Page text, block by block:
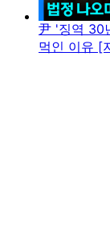
尹 '징역 30
먹인 이유 [